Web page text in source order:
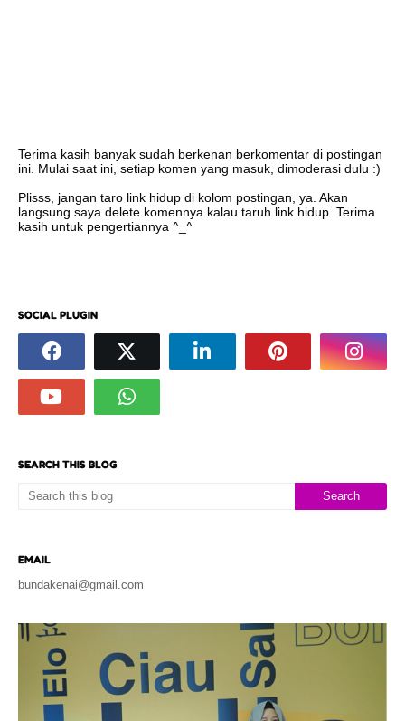
Terima kasih banyak sudah berkenan berkomentar di postingan
ini. Mulai saat ini, setiap komen yang masuk, dimoderasi dulu :)
Plisss, jangan taro link hidup di kolom postingan, ya. Akan
langsung saya delete komennya kalau taruh link hidup. Terima
kasih untuk pengertiannya ^_^
SOCIAL PLUGIN
SEARCH THIS BLOG
EMAIL
bundakenai@gmail.com